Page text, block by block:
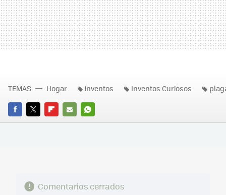
FACEBOOK
TWITTERFLIPBOARD
E-
WHATSAPP
TEMAS Hogar inventos Inventos Curiosos
Comentarios cerrados